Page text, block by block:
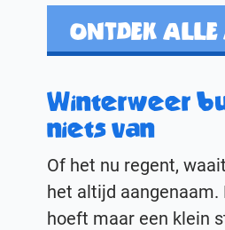
ONTDEK ALLE
Winterweer
niets van
Of het nu regent,
het altijd aangenaam.
hoeft maar een klein